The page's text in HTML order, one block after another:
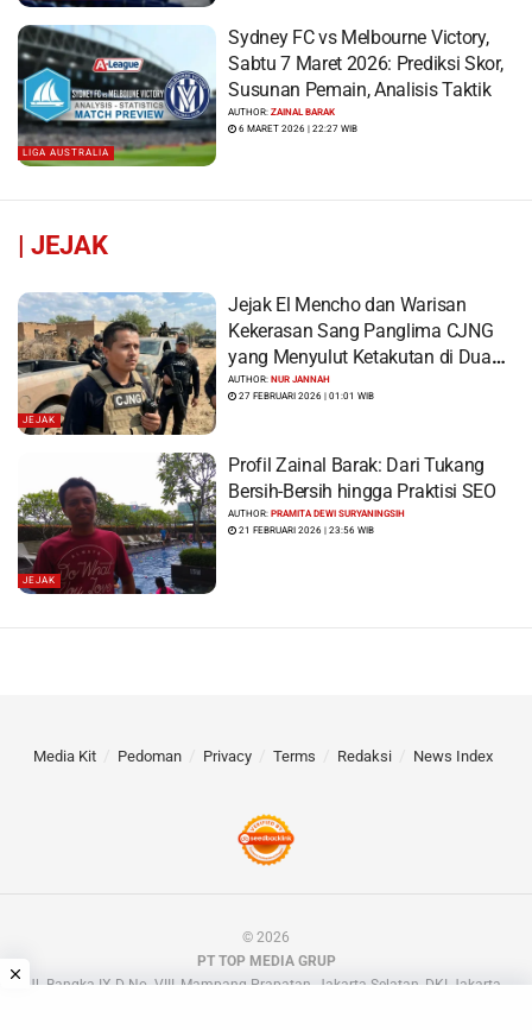
LIGA AUSTRALIA
Sydney FC vs Melbourne Victory,
Sabtu 7 Maret 2026: Prediksi Skor,
Susunan Pemain, Analisis Taktik
AUTHOR:ZAINAL BARAK
6 MARET 2026 | 22:27 WIB
JEJAK
JEJAK
Jejak El Mencho dan Warisan
Kekerasan Sang Panglima CJNG
yang Menyulut Ketakutan di Dua
Benua
AUTHOR:NUR JANNAH
27 FEBRUARI 2026 | 01:01 WIB
JEJAK
Profil Zainal Barak: Dari Tukang
Bersih-Bersih hingga Praktisi SEO
AUTHOR:PRAMITA DEWI SURYANINGSIH
21 FEBRUARI 2026 | 23:56 WIB
Media Kit Pedoman Privacy Terms Redaksi News Index
© 2026
PT TOP MEDIA GRUP
Jl. Bangka IX D No. VIII, Mampang Prapatan, Jakarta Selatan, DKI Jakarta.